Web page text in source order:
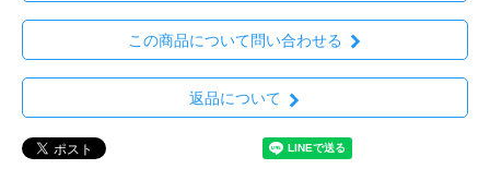
この商品について問い合わせる
返品について